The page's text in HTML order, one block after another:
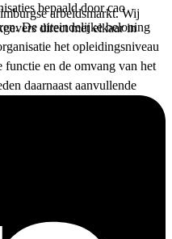
bepaald door cao
De uiteindelijke beloning
het opleidingsniveau
en de omvang van het
daarnaast aanvullende
opleidingsbudget flexibele
arbeidsmarkt. Wij
direct met elkaar in